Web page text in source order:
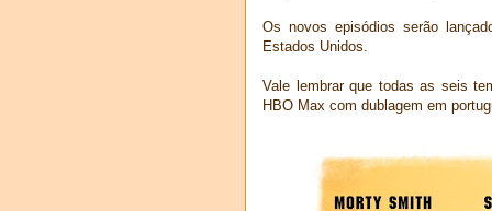
Os novos episódios serão
Estados Unidos.
Vale lembrar que todas as seis
HBO Max com dublagem em